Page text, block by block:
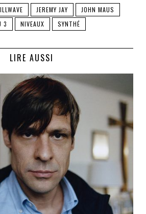
JEREMY JAY
JOHN MAUS
3
NIVEAUX SYNTHÉ
LIRE AUSSI